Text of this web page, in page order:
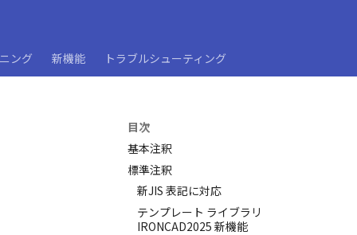
ング 新機能 トラブルシューティング
目次
基本注釈
標準注釈
新JIS 表記に対応
テンプレート ライブラリ
IRONCAD2025 新機能